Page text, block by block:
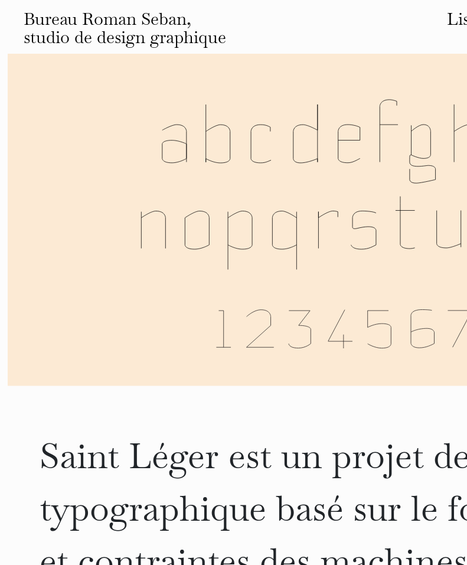
Bureau Roman Seban,
studio de design graphique
identités
affiches
typographies
espace
autre
infos et contact
Saint Léger est un projet
typographique basé sur le